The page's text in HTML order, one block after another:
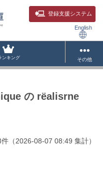
登録支援システム
English
ンキング その他
の rëalisrne
件 （2026-08-07 08:49 集計）